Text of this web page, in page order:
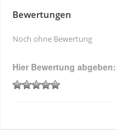
Bewertungen
Noch ohne Bewertung
Hier Bewertung abgeben: